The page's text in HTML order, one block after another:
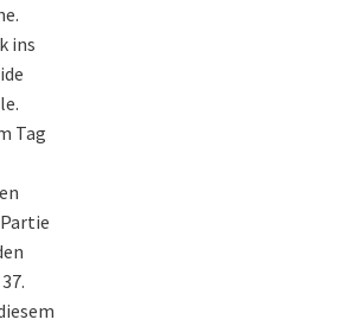
ins
Tag